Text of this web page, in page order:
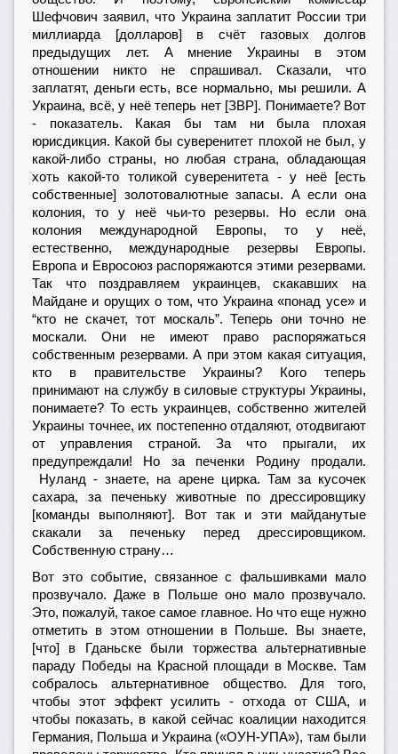
Шефчович заявил, что Украина заплатит России три
миллиарда [долларов] в счёт газовых долгов
предыдущих лет. А мнение Украины в этом
отношении никто не спрашивал. Сказали, что
заплатят, деньги есть, все нормально, мы решили. А
Украина, всё, у неё теперь нет [ЗВР]. Понимаете? Вот
- показатель. Какая бы там ни была плохая
юрисдикция. Какой бы суверенитет плохой не был, у
какой-либо страны, но любая страна, обладающая
хоть какой-то толикой суверенитета - у неё [есть
собственные] золотовалютные запасы. А если она
колония, то у неё чьи-то резервы. Но если она
колония международной Европы, то у неё,
естественно, международные резервы Европы.
Европа и Евросоюз распоряжаются этими резервами.
Так что поздравляем украинцев, скакавших на
Майдане и орущих о том, что Украина «понад усе» и
“кто не скачет, тот москаль”. Теперь они точно не
москали. Они не имеют право распоряжаться
собственным резервами. А при этом какая ситуация,
кто в правительстве Украины? Кого теперь
принимают на службу в силовые структуры Украины,
понимаете? То есть украинцев, собственно жителей
Украины точнее, их постепенно отдаляют, отодвигают
от управления страной. За что прыгали, их
предупреждали! Но за печенки Родину продали.
Нуланд - знаете, на арене цирка. Там за кусочек
сахара, за печеньку животные по дрессировщику
[команды выполняют]. Вот так и эти майданутые
скакали за печеньку перед дрессировщиком.
Собственную страну…
Вот это событие, связанное с фальшивками мало
прозвучало. Даже в Польше оно мало прозвучало.
Это, пожалуй, такое самое главное. Но что еще нужно
отметить в этом отношении в Польше. Вы знаете,
[что] в Гданьске были торжества альтернативные
параду Победы на Красной площади в Москве. Там
собралось альтернативное общество. Для того,
чтобы этот эффект усилить - отхода от США, и
чтобы показать, в какой сейчас коалиции находится
Германия, Польша и Украина («ОУН-УПА»), там были